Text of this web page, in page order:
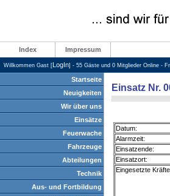
Index Impressum
Willkommen Gast [LogIn] - 55 Gäste und 0 Mitglieder Online -
Startseite
Neuigkeiten
Wir über uns
Einsätze
Feuerwache
Fahrzeuge
Abteilungen
Technik
Aus- und Fortbildung
Einsatz Nr.
Datum:
Alarmzeit:
Einsatzende:
Einsatzort:
Eingesetzte Kräfte